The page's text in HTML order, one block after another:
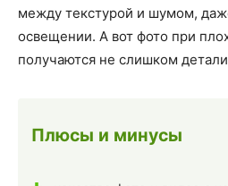
между текстурой и шумом,
освещении. А вот фото при
получаются не слишком
Плюсы и минусы